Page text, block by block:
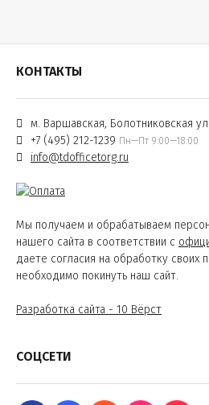
КОНТАКТЫ
м. Варшавская, Болотниковская
+7 (495) 212-1239 Пн—Пт 9:00—18:00
info@tdofficetorg.ru
Мы получаем и обрабатываем
нашего сайта в соответствии с
даете согласия на обработку своих
необходимо покинуть наш сайт.
Разработка сайта - 10 Вёрст
СОЦСЕТИ